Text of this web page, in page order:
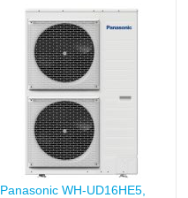
Panasonic WH-UD16HE5,